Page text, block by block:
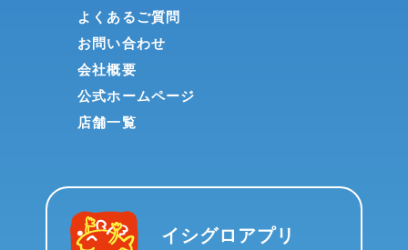
よくあるご質問
お問い合わせ
会社概要
公式ホームページ
店舗一覧
イシグロアプリ